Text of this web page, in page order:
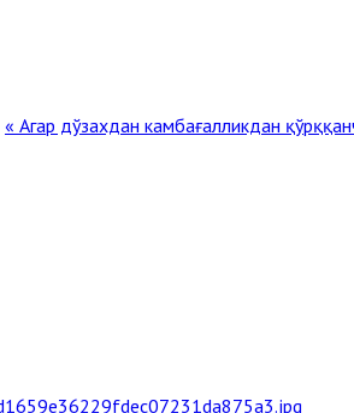
« Агар дўзахдан камбағалликдан